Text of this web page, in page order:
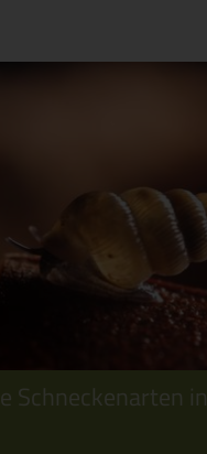
Schneckenarten in